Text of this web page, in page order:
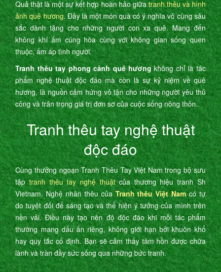
Quả thật là một sự kết hợp hoàn hảo giữatranh thêu và hình
ảnh quê hương. Đây là một món quà có ý nghĩa vô cùng sâu
sắc dành tặng cho những người con xa quê. Mang đến
không khí ấm cúng hòa cùng với không gian sống quen
thuộc, ấm áp tình người.
Tranh thêu tay phong cảnh quê hươngkhông chỉ là tác
phẩm nghệ thuật độc đáo mà còn là sự kỷ niệm về quê
hương, là nguồn cảm hứng vô tận cho những người yêu thủ
công và trân trọng giá trị đơn sơ của cuộc sống nông thôn.
Tranh thêu tay nghệ thuật
độc đáo
Cùng thưởng ngoạn Tranh Thêu Tay Việt Nam trong bộ sưu
tậptranh thêu tay nghệ thuậtcủa thương hiệu tranh Sh
Vietnam. Nghệ nhân thêu củaTranh thêu Việt Namcó tự
do tuyệt đối để sáng tạo và thể hiện ý tưởng của mình trên
nền vải. Điều này tạo nên độ độc đáo khi mỗi tác phẩm
thường mang dấu ấn riêng, không giới hạn bởi khuôn khổ
hay quy tắc cố định. Bạn sẽ cảm thấy tâm hồn được chữa
lành và tràn đầy sức sống qua những bức tranh.